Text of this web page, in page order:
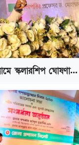
স্কলারশিপ ঘোষণা...